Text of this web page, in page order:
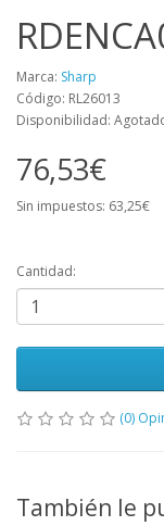
Marca: Sharp
Código: RL26013
Disponibilidad:
76,53€
Sin impuestos: 63,25€
Cantidad:
(0)
También le